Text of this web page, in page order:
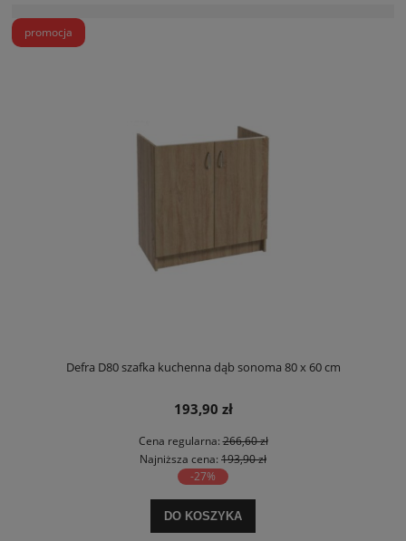
Defra D80 szafka kuchenna dąb sonoma 80 x 60 cm
193,90 zł
Cena regularna:266,60 zł
Najniższa cena: 193,90 zł
-27%
DO KOSZYKA
promocja